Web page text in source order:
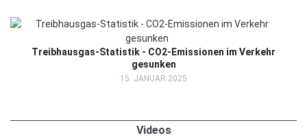
Treibhausgas-Statistik - CO2-Emissionen im Verkehr
gesunken
15. JANUAR 2025
Videos